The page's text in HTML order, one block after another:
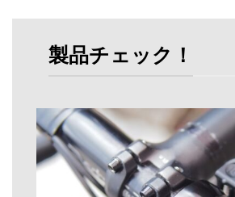
製品チェック！